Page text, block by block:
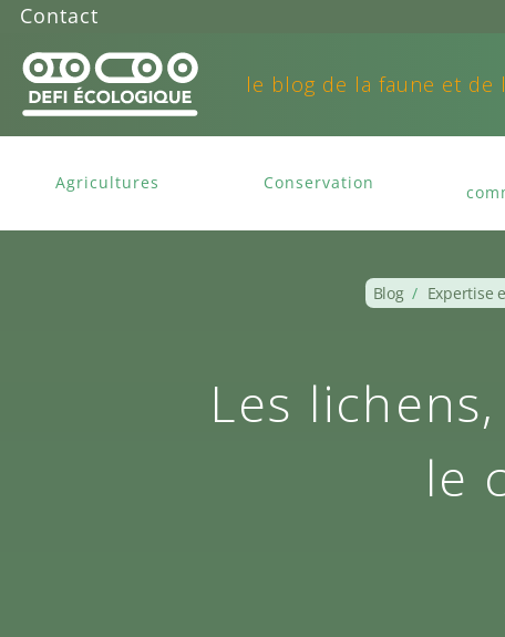
Contact
le blog de la faune et
Agricultures Conservation
Blog/ Expertise
Les
le